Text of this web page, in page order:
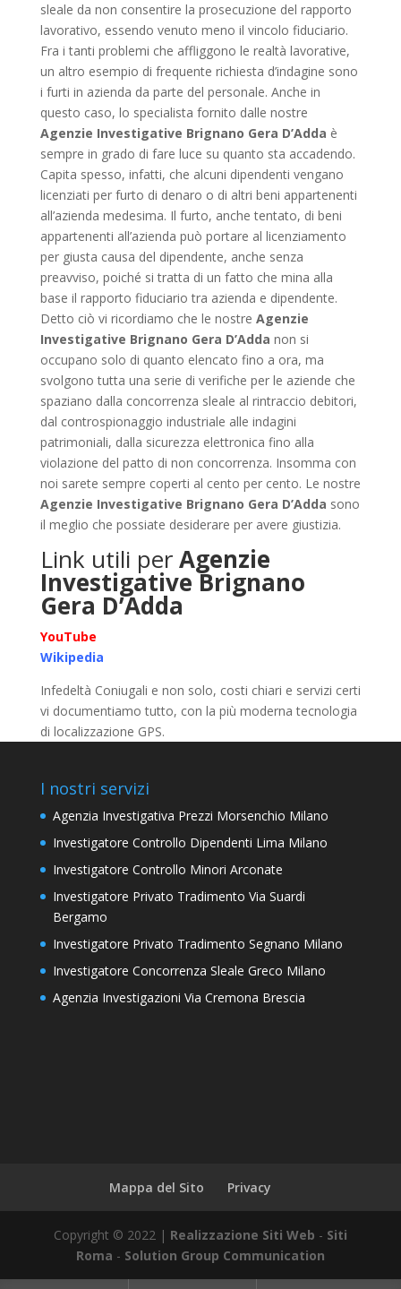
sleale da non consentire la prosecuzione del rapporto
lavorativo, essendo venuto meno il vincolo fiduciario.
Fra i tanti problemi che affliggono le realtà lavorative,
un altro esempio di frequente richiesta d’indagine sono
i furti in azienda da parte del personale. Anche in
questo caso, lo specialista fornito dalle nostre
Agenzie Investigative Brignano Gera D’Adda è
sempre in grado di fare luce su quanto sta accadendo.
Capita spesso, infatti, che alcuni dipendenti vengano
licenziati per furto di denaro o di altri beni appartenenti
all’azienda medesima. Il furto, anche tentato, di beni
appartenenti all’azienda può portare al licenziamento
per giusta causa del dipendente, anche senza
preavviso, poiché si tratta di un fatto che mina alla
base il rapporto fiduciario tra azienda e dipendente.
Detto ciò vi ricordiamo che le nostre Agenzie
Investigative Brignano Gera D’Adda non si
occupano solo di quanto elencato fino a ora, ma
svolgono tutta una serie di verifiche per le aziende che
spaziano dalla concorrenza sleale al rintraccio debitori,
dal controspionaggio industriale alle indagini
patrimoniali, dalla sicurezza elettronica fino alla
violazione del patto di non concorrenza. Insomma con
noi sarete sempre coperti al cento per cento. Le nostre
Agenzie Investigative Brignano Gera D’Adda sono
il meglio che possiate desiderare per avere giustizia.
Link utili perAgenzie
Investigative Brignano
Gera D’Adda
YouTube
Wikipedia
Infedeltà Coniugali e non solo, costi chiari e servizi certi
vi documentiamo tutto, con la più moderna tecnologia
di localizzazione GPS.
I nostri servizi
Agenzia Investigativa Prezzi Morsenchio Milano
Investigatore Controllo Dipendenti Lima Milano
Investigatore Controllo Minori Arconate
Investigatore Privato Tradimento Via Suardi
Bergamo
Investigatore Privato Tradimento Segnano Milano
Investigatore Concorrenza Sleale Greco Milano
Agenzia Investigazioni Via Cremona Brescia
Mappa del Sito Privacy
Copyright © 2022 | Realizzazione Siti Web - Siti
Roma - Solution Group Communication